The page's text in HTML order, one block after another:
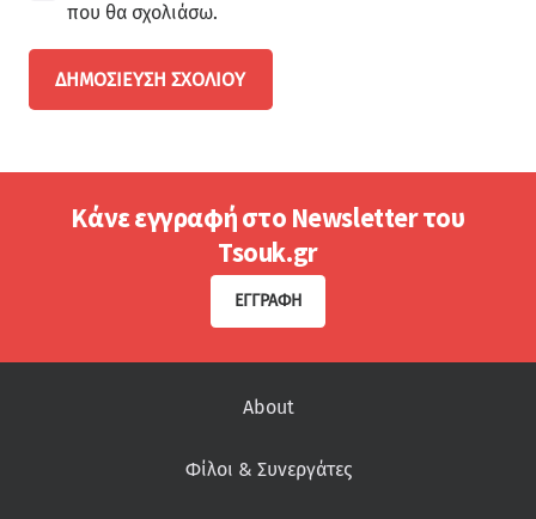
που θα σχολιάσω.
ΔΗΜΟΣΊΕΥΣΗ ΣΧΟΛΊΟΥ
Κάνε εγγραφή στο Newsletter του
Tsouk.gr
ΕΓΓΡΑΦΉ
About
Φίλοι & Συνεργάτες